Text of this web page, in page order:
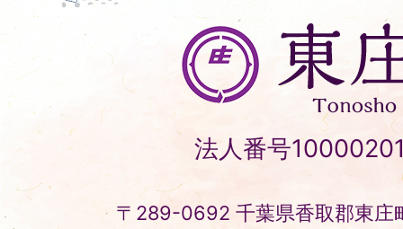
東
庄
町
Tonosho
Town
法人番号
〒289-0692 千葉県香取郡東庄